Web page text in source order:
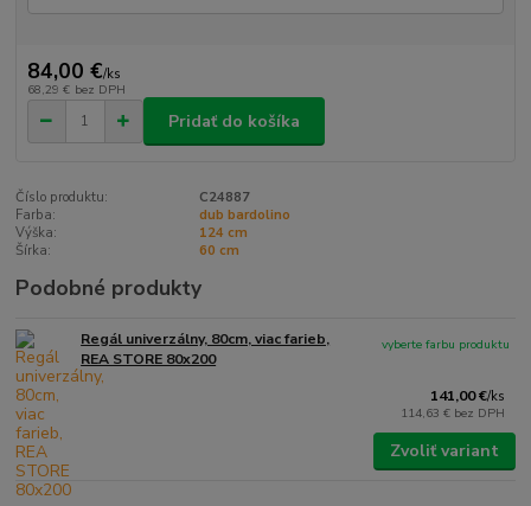
84,00 €/ks
68,29 € bez DPH
Pridať do košíka
Číslo produktu:
C24887
Farba:
dub bardolino
Výška:
124 cm
Šírka:
60 cm
Podobné produkty
Regál univerzálny, 80cm, viac farieb,
REA STORE 80x200
141,00 €/ks
114,63 € bez DPH
vyberte farbu produktu
Zvoliť variant